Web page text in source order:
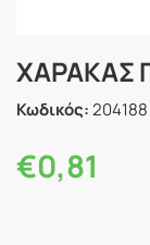
ΧΑΡΑΚΑΣ
Κωδικός:204188
€0,81